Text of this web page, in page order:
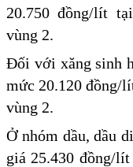
20.750 đồng/lít
vùng 2.
Đối với xăng sinh
mức 20.120 đồng/
vùng 2.
Ở nhóm dầu, dầu
giá 25.430 đồng/